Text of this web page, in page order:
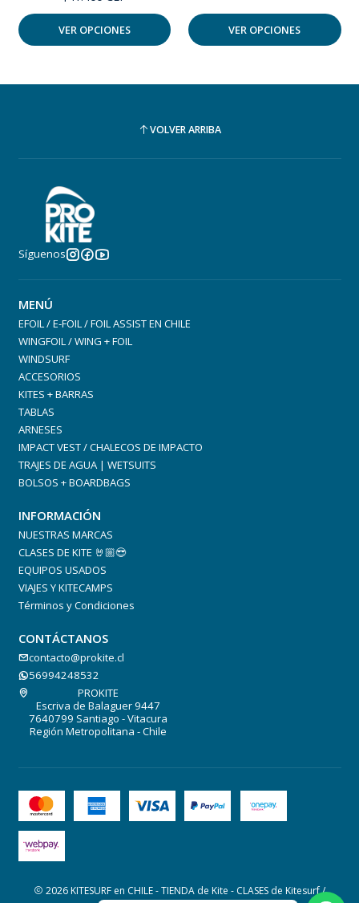
VER OPCIONES VER OPCIONES
VOLVER ARRIBA
Síguenos
MENÚ
EFOIL / E-FOIL / FOIL ASSIST EN CHILE
WINGFOIL / WING + FOIL
WINDSURF
ACCESORIOS
KITES + BARRAS
TABLAS
ARNESES
IMPACT VEST / CHALECOS DE IMPACTO
TRAJES DE AGUA | WETSUITS
BOLSOS + BOARDBAGS
INFORMACIÓN
NUESTRAS MARCAS
CLASES DE KITE 🤘🏼😎
EQUIPOS USADOS
VIAJES Y KITECAMPS
Términos y Condiciones
CONTÁCTANOS
contacto@prokite.cl
56994248532
PROKITE
Escriva de Balaguer 9447
7640799 Santiago - Vitacura
Región Metropolitana - Chile
2026 KITESURF en CHILE - TIENDA de Kite - CLASES de Kitesurf /